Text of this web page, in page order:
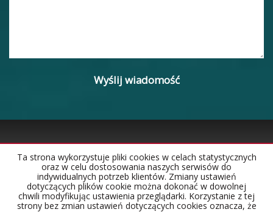
Strona główna Notatnik Kontakt
Ta strona wykorzystuje pliki cookies w celach statystycznych
oraz w celu dostosowania naszych serwisów do
indywidualnych potrzeb klientów. Zmiany ustawień
dotyczących plików cookie można dokonać w dowolnej
chwili modyfikując ustawienia przeglądarki. Korzystanie z tej
strony bez zmian ustawień dotyczących cookies oznacza, że